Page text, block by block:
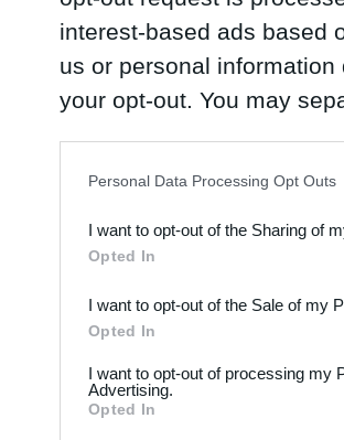
interest-based ads based
us or personal
your opt-out. You may
Downstream Participants
third parties.
Personal Data Processing Opt Outs
I want to opt-out of the Sharing of
Opted In
I want to opt-out of the Sale of my
Opted In
I want to opt-out of processing my
Advertising.
Opted In